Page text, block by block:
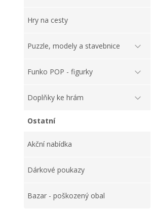
Hry na cesty
Puzzle, modely a stavebnice
Funko POP - figurky
Doplňky ke hrám
Ostatní
Akční nabídka
Dárkové poukazy
Bazar - poškozený obal